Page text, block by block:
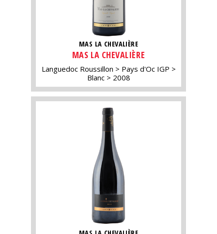
MAS LA CHEVALIÈRE
MAS LA CHEVALIÈRE
Languedoc Roussillon
Pays d'Oc IGP
Blanc
2008